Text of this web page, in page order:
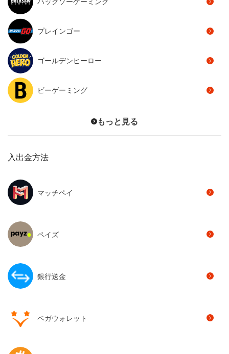
プレインゴー
ゴールデンヒーロー
ビーゲーミング
もっと見る
入出金方法
マッチペイ
ペイズ
銀行送金
ベガウォレット